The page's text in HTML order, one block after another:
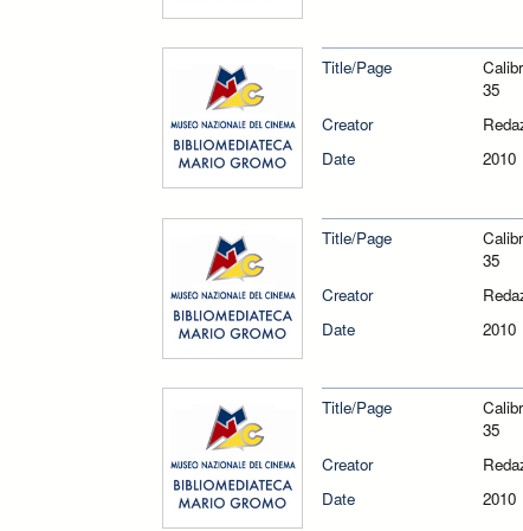
Title/Page
35
Creator
Date
2010
Title/Page
35
Creator
Date
2010
Title/Page
35
Creator
Date
2010